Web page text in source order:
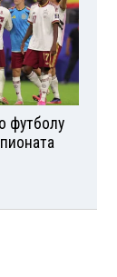
футболу